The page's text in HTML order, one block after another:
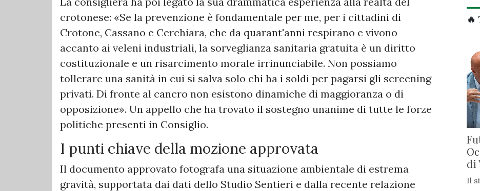
crotonese: ​«Se la prevenzione è fondamentale per me, per i cittadini di
Crotone, Cassano e Cerchiara, che da quarant'anni respirano e vivono
accanto ai veleni industriali, la sorveglianza sanitaria gratuita è un diritto
costituzionale e un risarcimento morale irrinunciabile. Non possiamo
tollerare una sanità in cui si salva solo chi ha i soldi per pagarsi gli screening
privati. Di fronte al cancro non esistono dinamiche di maggioranza o di
opposizione». ​Un appello che ha trovato il sostegno unanime di tutte le forze
politiche presenti in Consiglio.
​I punti chiave della mozione approvata
​Il documento approvato fotografa una situazione ambientale di estrema
gravità, supportata dai dati dello Studio Sentieri e dalla recente relazione
🔥
di
Il